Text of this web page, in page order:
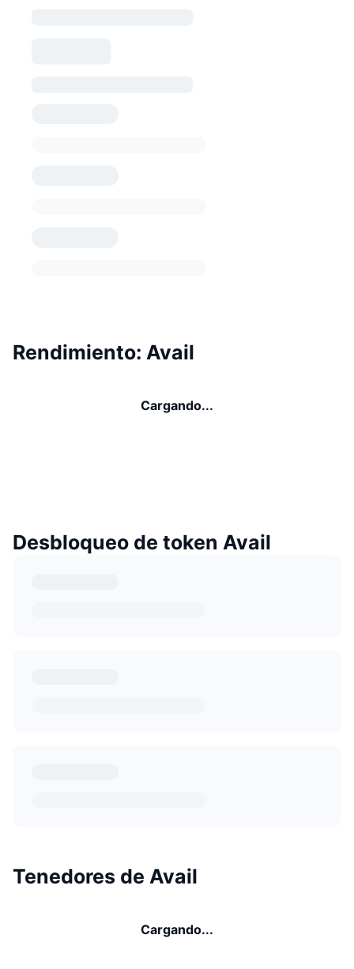
Rendimiento: Avail
Cargando...
Desbloqueo de token Avail
Tenedores de Avail
Cargando...